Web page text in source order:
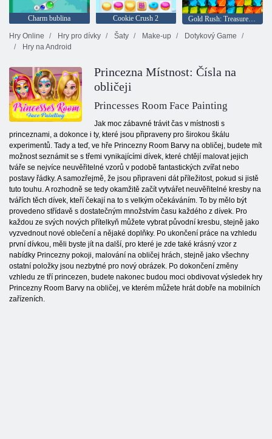
Charm bublina Cookie Crush 2
Gold Rush: Treasure Hunter
Hry Online
Hry pro dívky Šaty Make-up
Dotykový Game
Hry na Android
Princezna Místnost: Čísla na
obličeji
Princesses Room Face Painting
Jak moc zábavné trávit čas v místnosti s
princeznami, a dokonce i ty, které jsou připraveny pro širokou škálu
experimentů. Tady a teď, ve hře Princezny Room Barvy na obličej, budete mít
možnost seznámit se s třemi vynikajícími dívek, které chtějí malovat jejich
tváře se nejvíce neuvěřitelné vzorů v podobě fantastických zvířat nebo
postavy řádky. A samozřejmě, že jsou připraveni dát příležitost, pokud si jistě
tuto touhu. A rozhodně se tedy okamžitě začít vytvářet neuvěřitelné kresby na
tvářích těch dívek, kteří čekají na to s velkým očekáváním. To by mělo být
provedeno střídavě s dostatečným množstvím času každého z dívek. Pro
každou ze svých nových přítelkyň můžete vybrat původní kresbu, stejně jako
vyzvednout nové oblečení a nějaké doplňky. Po ukončení práce na vzhledu
první dívkou, měli byste jít na další, pro které je zde také krásný vzor z
nabídky Princezny pokoji, malování na obličej hrách, stejně jako všechny
ostatní položky jsou nezbytné pro nový obrázek. Po dokončení změny
vzhledu ze tří princezen, budete nakonec budou moci obdivovat výsledek hry
Princezny Room Barvy na obličej, ve kterém můžete hrát dobře na mobilních
zařízeních.